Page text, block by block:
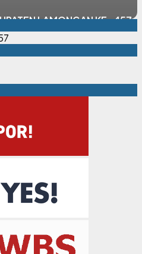
LAMONGAN KE -457